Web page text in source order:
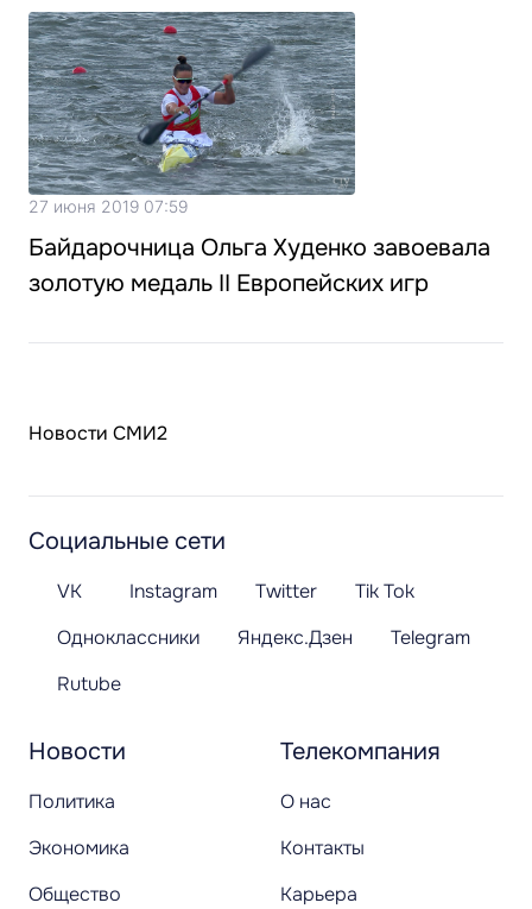
27 июня 2019 07:59
Байдарочница Ольга Худенко завоевала
золотую медаль II Европейских игр
Новости СМИ2
Новости
Политика
Экономика
Общество
Телекомпания
О нас
Контакты
Карьера
Социальные сети
VK Instagram Twitter
Tik Tok
Одноклассники
Яндекс.Дзен
Telegram
Rutube